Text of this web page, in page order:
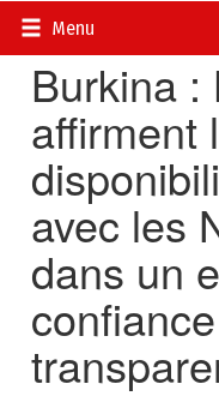
Menu
Accueil>
Burkina :
affirment
avec les
dans un